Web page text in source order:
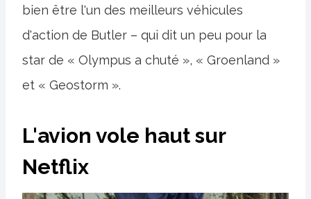
bien être l'un des meilleurs véhicules
d'action de Butler – qui dit un peu pour la
star de « Olympus a chuté », « Groenland »
et « Geostorm ».
L'avion vole haut sur
Netflix